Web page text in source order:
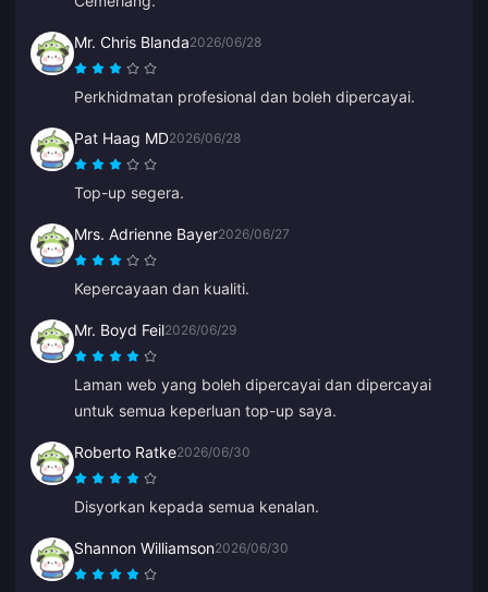
Mr. Chris Blanda2026/06/28
Perkhidmatan profesional dan boleh dipercayai.
Pat Haag MD2026/06/28
Top-up segera.
Mrs. Adrienne Bayer2026/06/27
Kepercayaan dan kualiti.
Mr. Boyd Feil2026/06/29
Laman web yang boleh dipercayai dan dipercayai
untuk semua keperluan top-up saya.
Roberto Ratke2026/06/30
Disyorkan kepada semua kenalan.
Shannon Williamson2026/06/30